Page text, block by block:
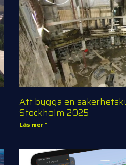
Att bygga en
Stockholm 2025
Läs mer "